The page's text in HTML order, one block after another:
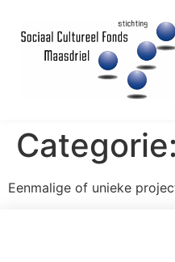
Categorie:
Eenmalige of unieke